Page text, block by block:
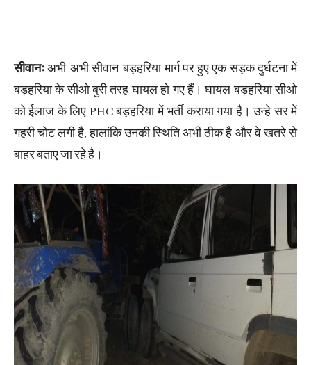
सीवानःअभी-अभी सीवान-बड़हरिया मार्ग पर हुए एक सड़क दुर्घटना में
बड़हरिया के सीओ बुरी तरह घायल हो गए हैं। घायल बड़हरिया सीओ
को ईलाज के लिए PHC बड़हरिया में भर्ती कराया गया है। उन्हे सर में
गहरी चोट लगी है, हालांकि उनकी स्थिति अभी ठीक है और वे खतरे से
बाहर बताए जा रहे है।